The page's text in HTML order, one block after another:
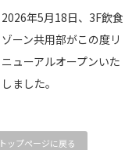
2026年5月18日、3F飲食
ゾーン共用部がこの度リ
ニューアルオープンいた
しました。
トップページに戻る